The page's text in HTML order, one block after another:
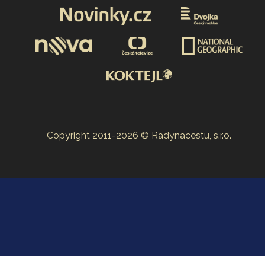
Copyright 2011-2026 © Radynacestu, s.r.o.